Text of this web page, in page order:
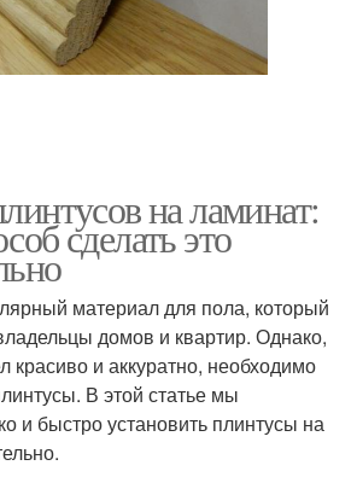
на ламинат:
сделать это
материал для пола, который
домов и квартир. Однако,
красиво и аккуратно, необходимо
В этой статье мы
и быстро установить плинтусы на